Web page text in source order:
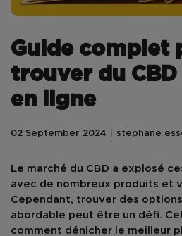
Guide complet
trouver du
en ligne
02 September 2024 stephane
Le marché du CBD a explosé
avec de nombreux produits et
Cependant, trouver des
abordable peut être un défi.
comment dénicher le meilleur